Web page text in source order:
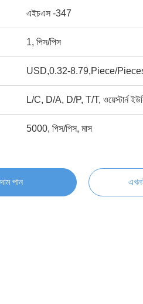
এইচএস -347
1, পিস/পিস
USD,0.32-8.79,Piece/
L/C, D/A, D/P, T/T, ওয়েস্টার্ন
5000, পিস/পিস, মাস
পান